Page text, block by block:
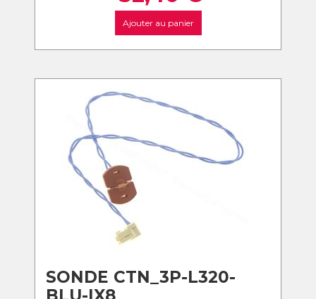
Ajouter au panier
SONDE CTN_3P-L320-